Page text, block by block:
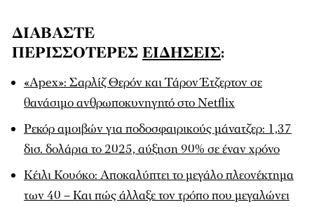
ΔΙΑΒΑΣΤΕ
ΠΕΡΙΣΣΟΤΕΡΕΣ ΕΙΔΗΣΕΙΣ:
«Apex»: Σαρλίζ Θερόν και Τάρον Έτζερτον σε
θανάσιμο ανθρωποκυνηγητό στο Netflix
Ρεκόρ αμοιβών για ποδοσφαιρικούς μάνατζερ: 1,37
δισ. δολάρια το 2025, αύξηση 90% σε έναν χρόνο
Κέιλι Κουόκο: Αποκαλύπτει το μεγάλο πλεονέκτημα
των 40 – Και πώς άλλαξε τον τρόπο που μεγαλώνει